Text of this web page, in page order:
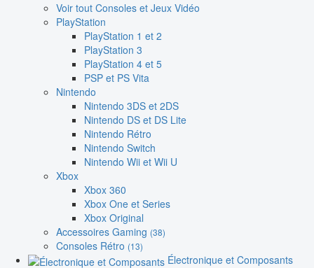
Voir tout Consoles et Jeux Vidéo
PlayStation
PlayStation 1 et 2
PlayStation 3
PlayStation 4 et 5
PSP et PS Vita
Nintendo
Nintendo 3DS et 2DS
Nintendo DS et DS Lite
Nintendo Rétro
Nintendo Switch
Nintendo Wii et Wii U
Xbox
Xbox 360
Xbox One et Series
Xbox Original
Accessoires Gaming (38)
Consoles Rétro (13)
Électronique et Composants